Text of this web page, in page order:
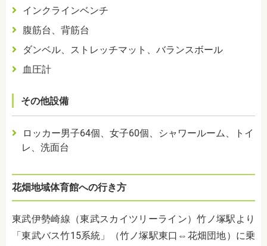
インクラインベンチ
腹筋台、背筋台
ダンベル、ストレッチマット、バランスボール
血圧計
その他設備
ロッカー男子64個、女子60個、シャワールーム、トイ
レ、洗面台
花畑地域体育館への行き方
東武伊勢崎線（東武スカイツリーライン）竹ノ塚駅より
「東武バス竹15系統」（竹ノ塚駅東口⇔花畑団地）に乗